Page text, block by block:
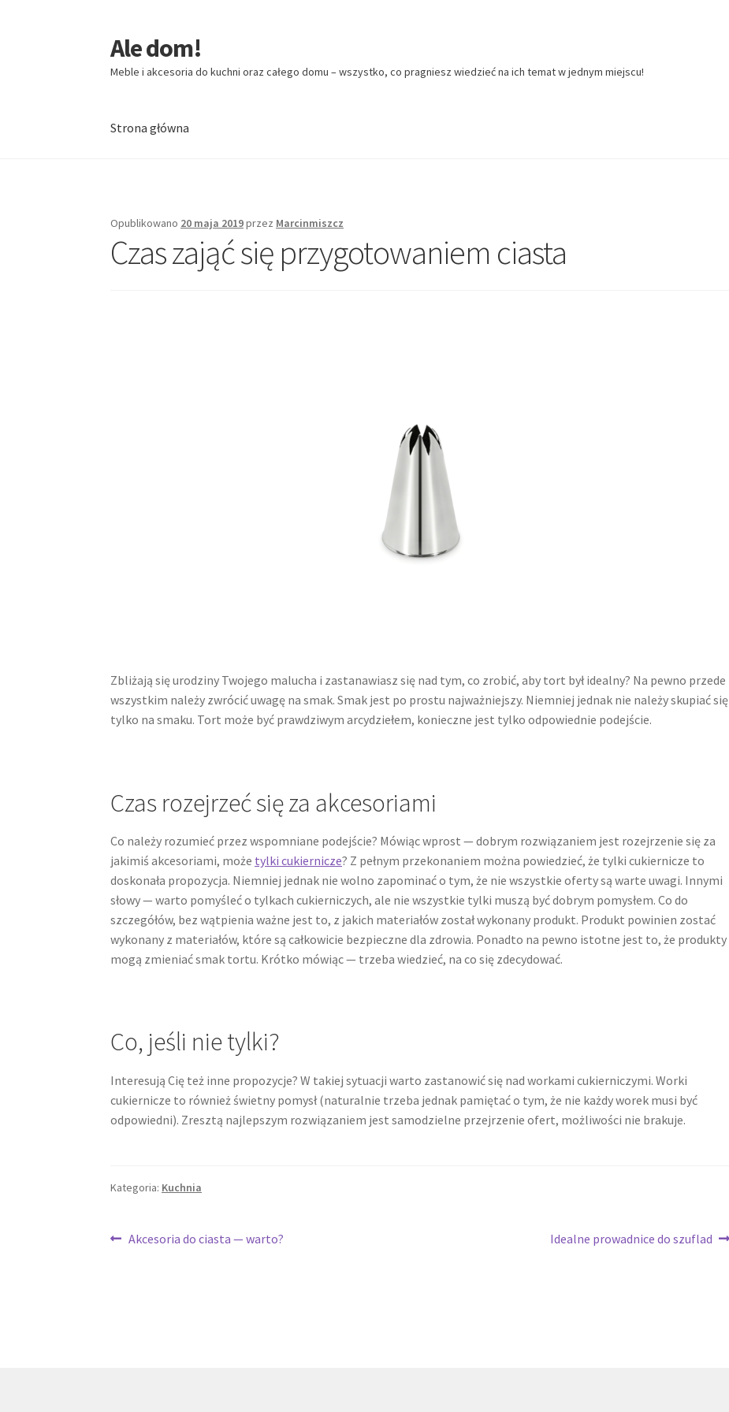
Przejdź
do
nawigacji
Przejdź
do
treści
Ale dom!
Meble i akcesoria do kuchni oraz całego domu – wszystko, co pragniesz wiedzieć na ich temat w jednym miejscu!
Strona główna
Opublikowano 20 maja 2019przez Marcinmiszcz
Czas zająć się przygotowaniem ciasta
Zbliżają się urodziny Twojego malucha i zastanawiasz się nad tym, co zrobić, aby tort był idealny? Na pewno przede
wszystkim należy zwrócić uwagę na smak. Smak jest po prostu najważniejszy. Niemniej jednak nie należy skupiać się
tylko na smaku. Tort może być prawdziwym arcydziełem, konieczne jest tylko odpowiednie podejście.
Czas rozejrzeć się za akcesoriami
Co należy rozumieć przez wspomniane podejście? Mówiąc wprost — dobrym rozwiązaniem jest rozejrzenie się za
jakimiś akcesoriami, może tylki cukiernicze? Z pełnym przekonaniem można powiedzieć, że tylki cukiernicze to
doskonała propozycja. Niemniej jednak nie wolno zapominać o tym, że nie wszystkie oferty są warte uwagi. Innymi
słowy — warto pomyśleć o tylkach cukierniczych, ale nie wszystkie tylki muszą być dobrym pomysłem. Co do
szczegółów, bez wątpienia ważne jest to, z jakich materiałów został wykonany produkt. Produkt powinien zostać
wykonany z materiałów, które są całkowicie bezpieczne dla zdrowia. Ponadto na pewno istotne jest to, że produkty
mogą zmieniać smak tortu. Krótko mówiąc — trzeba wiedzieć, na co się zdecydować.
Co, jeśli nie tylki?
Interesują Cię też inne propozycje? W takiej sytuacji warto zastanowić się nad workami cukierniczymi. Worki
cukiernicze to również świetny pomysł (naturalnie trzeba jednak pamiętać o tym, że nie każdy worek musi być
odpowiedni). Zresztą najlepszym rozwiązaniem jest samodzielne przejrzenie ofert, możliwości nie brakuje.
Kategoria: Kuchnia
Nawigacja
Poprzedni
Akcesoria do ciasta — warto?
Następny
Idealne prowadnice do szuflad